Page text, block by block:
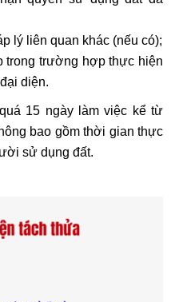
lý liên quan khác (nếu có);
trong trường hợp thực hiện
diện.
15 ngày làm việc kể từ
bao gồm thời gian thực
sử dụng đất.